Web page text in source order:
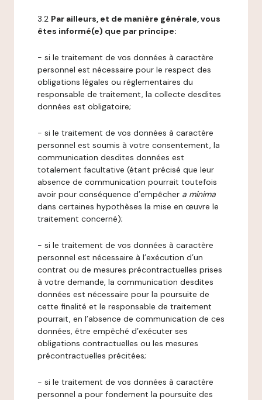
3.2 Par ailleurs, et de manière générale, vous
êtes informé(e) que par principe:
- si le traitement de vos données à caractère
personnel est nécessaire pour le respect des
obligations légales ou réglementaires du
responsable de traitement, la collecte desdites
données est obligatoire;
- si le traitement de vos données à caractère
personnel est soumis à votre consentement, la
communication desdites données est
totalement facultative (étant précisé que leur
absence de communication pourrait toutefois
avoir pour conséquence d’empêcher a minima
dans certaines hypothèses la mise en œuvre le
traitement concerné);
- si le traitement de vos données à caractère
personnel est nécessaire à l’exécution d’un
contrat ou de mesures précontractuelles prises
à votre demande, la communication desdites
données est nécessaire pour la poursuite de
cette finalité et le responsable de traitement
pourrait, en l’absence de communication de ces
données, être empêché d’exécuter ses
obligations contractuelles ou les mesures
précontractuelles précitées;
- si le traitement de vos données à caractère
personnel a pour fondement la poursuite des